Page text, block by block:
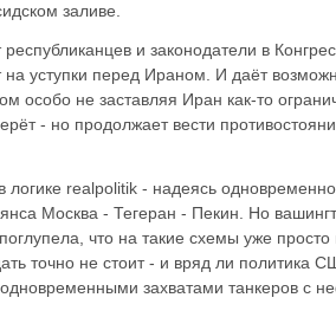
заливе.
и законодатели в
уступки перед Ираном. И даёт
особо не заставляя Иран как-то
- но продолжает вести
логике realpolitik - надеясь
Москва - Тегеран - Пекин. Но
что на такие схемы уже
точно не стоит - и вряд ли политика
захватами танкеров с